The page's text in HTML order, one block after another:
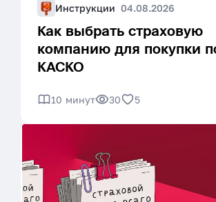
Инструкции 04.08.2026
Как выбрать страховую
компанию для покупки
КАСКО
10 минут 30 5